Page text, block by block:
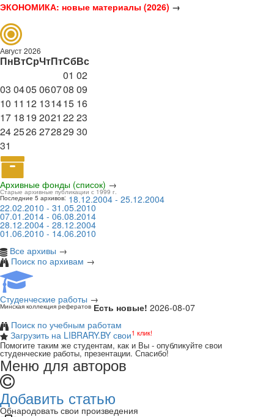
ЭКОНОМИКА: новые материалы (2026) →
Август 2026
ПнВтСрЧтПтСбВс
01 02
03 0405060708 09
10 11 12 131415 16
17 1819 2021 2223
242526272829 30
31
Архивные фонды (список) →
Старые архивные публикации с 1999 г.
Последние 5 архивов: 18.12.2004 - 25.12.2004
22.02.2010 - 31.05.2010
07.01.2014 - 06.08.2014
28.12.2004 - 28.12.2004
01.06.2010 - 14.06.2010
Все архивы →
Поиск по архивам →
Студенческие работы →
Минская коллекция рефератов Есть новые! 2026-08-07
Поиск по учебным работам
Загрузить на LIBRARY.BY свои1 клик!
Помогите таким же студентам, как и Вы - опубликуйте свои
студенческие работы, презентации. Спасибо!
Меню для авторов
Добавить статью
Обнародовать свои произведения